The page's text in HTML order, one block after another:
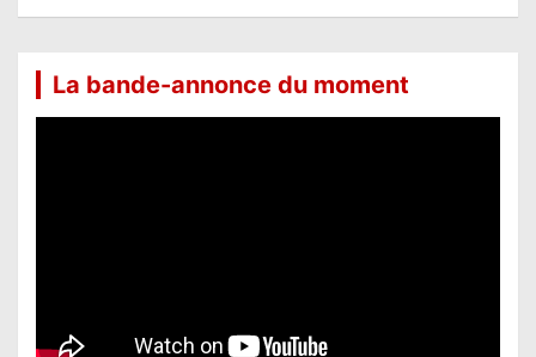
La bande-annonce du moment